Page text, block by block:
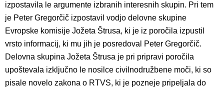
izpostavila le argumente izbranih interesnih skupin. Pri tem
je Peter Gregorčič izpostavil vodjo delovne skupine
Evropske komisije Jožeta Štrusa, ki je iz poročila izpustil
vrsto informacij, ki mu jih je posredoval Peter Gregorčič.
Delovna skupina Jožeta Štrusa je pri pripravi poročila
upoštevala izključno le nosilce civilnodružbene moči, ki so
pisale novelo zakona o RTVS, ki je pozneje pripeljala do